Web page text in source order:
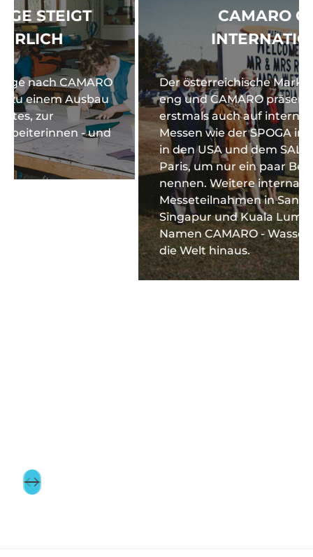
CAMARO GOES
INTERNATIONAL!
Der österreichische Markt alleine wird zu
eng und CAMARO präsentiert sich
erstmals auch auf internationalen
Messen wie der SPOGA in Köln, der DEMA
in den USA und dem SALON NAUTIQUE in
Paris, um nur ein paar Beispiele zu
nennen. Weitere internationale
Messeteilnahmen in Santiago, Chile,
Singapur und Kuala Lumpur tragen den
Namen CAMARO - Wassersportanzüge in